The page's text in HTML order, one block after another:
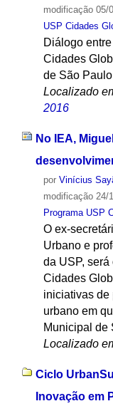
modificação05/
USP Cidades
Diálogo
Cidades
de São
Localizado
2016
No IEA,
por Vinícius
modificação24/
Programa USP
O ex-
Urbano e
da USP,
Cidades
iniciativas de
urbano em
Municipal de
Localizado
Ciclo
Inovação em